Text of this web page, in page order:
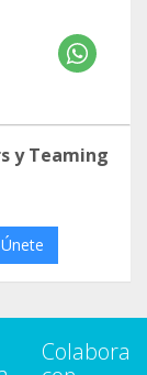
y Teaming
Únete
Colabora